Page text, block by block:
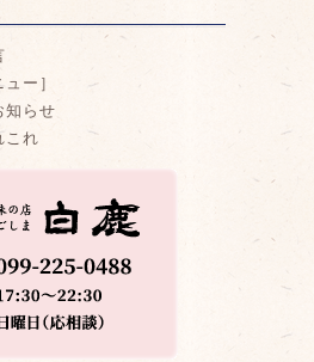
ー］
知らせ
これ